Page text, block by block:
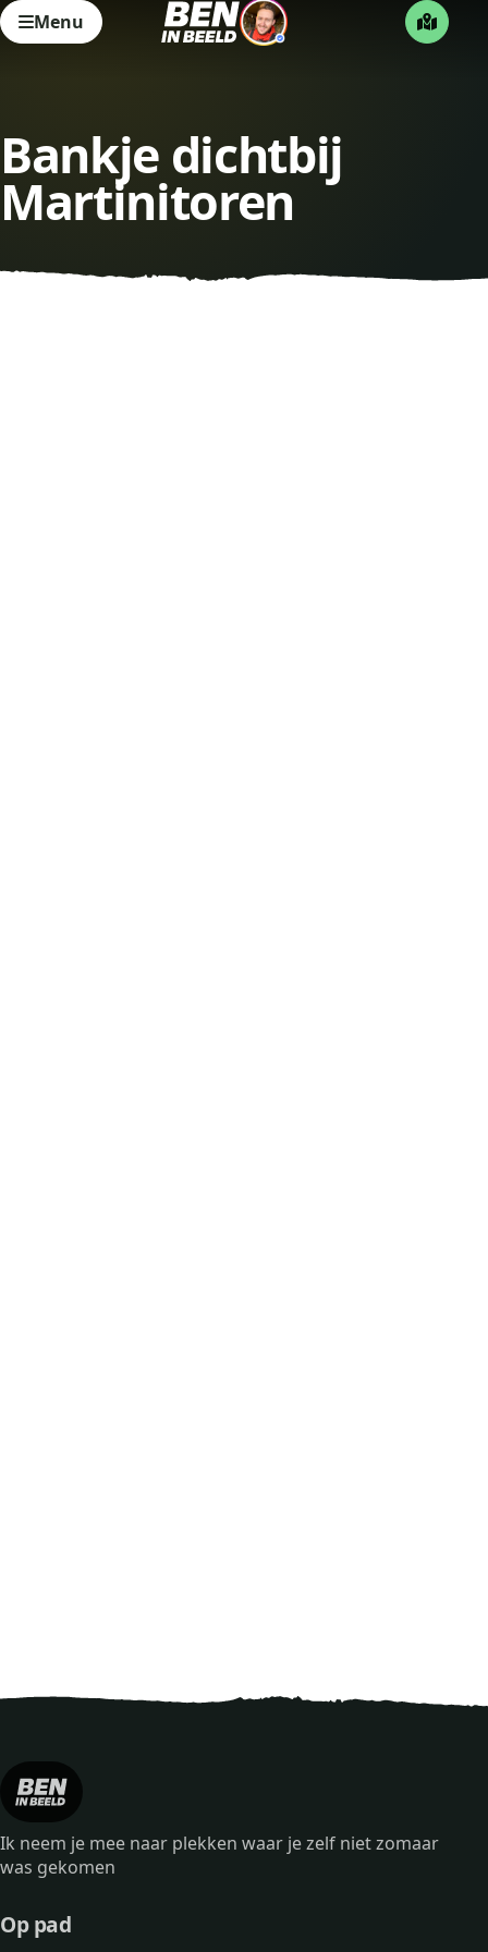
Menu
Bankje dichtbij
Martinitoren
Ik neem je mee naar plekken waar je zelf niet zomaar
was gekomen
Op pad